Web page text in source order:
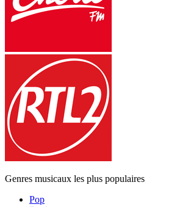
Genres musicaux les plus populaires
Pop